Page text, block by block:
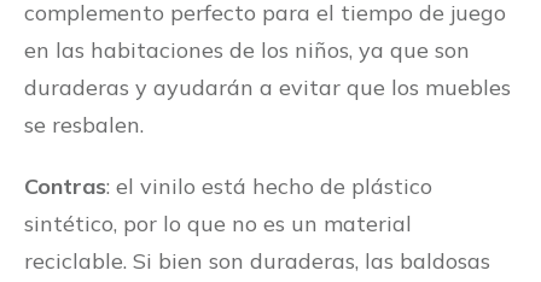
complemento perfecto para el tiempo de juego
en las habitaciones de los niños, ya que son
duraderas y ayudarán a evitar que los muebles
se resbalen.
Contras: el vinilo está hecho de plástico
sintético, por lo que no es un material
reciclable. Si bien son duraderas, las baldosas